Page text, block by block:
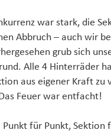
war stark, die
Abbruch – auch wir
grub sich
Alle 4 Hinterräder
aus eigener Kraft zu
Feuer war entfacht!
für Punkt,